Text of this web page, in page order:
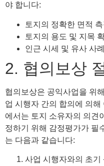
야 합니다:
토지의 정확한 면적 측
토지의 용도 및 지목
인근 시세 및 유사 사
2. 협의보상
협의보상은 공익사업을 위
업 시행자 간의 합의에 의
에서는 토지 소유자의 의견
정하기 위해 감정평가가 필
는 다음과 같습니다:
사업 시행자와의 초기